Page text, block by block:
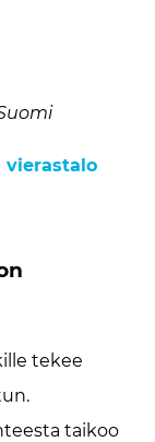
vierastalo
tekee
taikoo